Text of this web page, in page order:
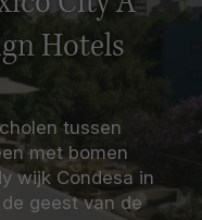
Hotels
tussen
met bomen
wijk Condesa in
geest van de